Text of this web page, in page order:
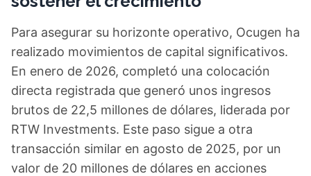
Para asegurar su horizonte operativo, Ocugen ha
realizado movimientos de capital significativos.
En enero de 2026, completó una colocación
directa registrada que generó unos ingresos
brutos de 22,5 millones de dólares, liderada por
RTW Investments. Este paso sigue a otra
transacción similar en agosto de 2025, por un
valor de 20 millones de dólares en acciones